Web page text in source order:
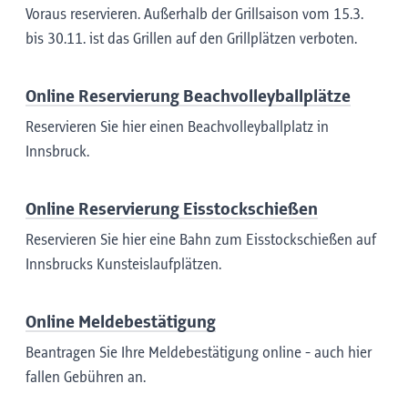
Voraus reservieren. Außerhalb der Grillsaison vom 15.3.
bis 30.11. ist das Grillen auf den Grillplätzen verboten.
Online Reservierung Beachvolleyballplätze
Reservieren Sie hier einen Beachvolleyball­platz in
Innsbruck.
Online Reservierung Eisstockschießen
Reservieren Sie hier eine Bahn zum Eisstockschießen auf
Innsbrucks Kunsteislaufplätzen.
Online Meldebestätigung
Beantragen Sie Ihre Meldebestätigung online - auch hier
fallen Gebühren an.